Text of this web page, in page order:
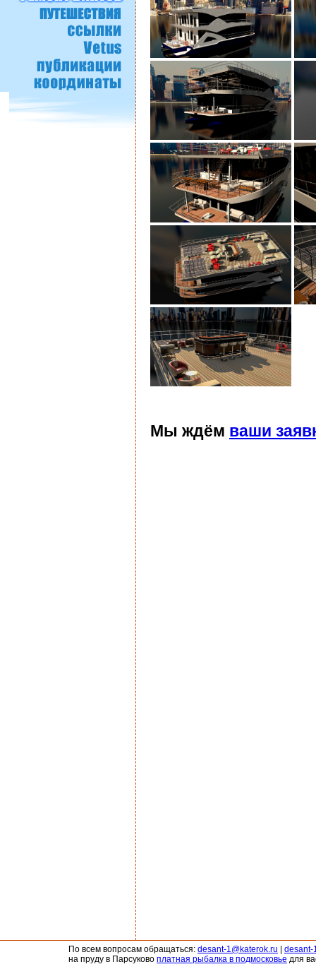
Мы ждём ваши
По всем вопросам обращаться: desant-1@katerok.ru
desant-
на пруду в Парсуково платная рыбалка в подмосковье для